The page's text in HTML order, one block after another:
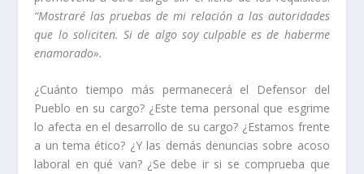
“Mostraré las pruebas de mi relación a las autoridades
que lo soliciten. Si de algo soy culpable es de haberme
enamorado».
¿Cuánto tiempo más permanecerá el Defensor del
Pueblo en su cargo? ¿Este tema personal que esgrime
lo afecta en el desarrollo de su cargo? ¿Estamos frente
a un tema ético? ¿Y las demás denuncias sobre acoso
laboral en qué van? ¿Se debe ir si se comprueba que